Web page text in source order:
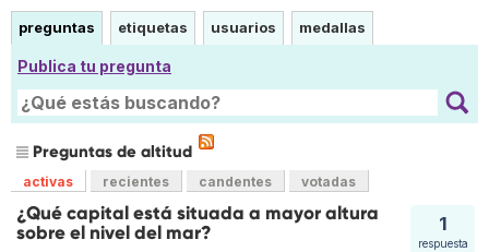
preguntas etiquetas usuarios medallas
Publica tu pregunta
Preguntas de altitud
activas recientes candentes votadas
1
respuesta
¿Qué capital está situada a mayor altura
sobre el nivel del mar?